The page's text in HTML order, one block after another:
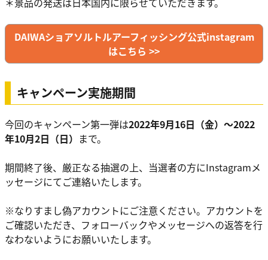
DAIWAショアソルトルアーフィッシング公式instagram
はこちら >>
キャンペーン実施期間
今回のキャンペーン第一弾は2022年9月16日（金）～2022
年10月2日（日） まで。
期間終了後、厳正なる抽選の上、当選者の方にInstagramメ
ッセージにてご連絡いたします。
※なりすまし偽アカウントにご注意ください。アカウントを
ご確認いただき、フォローバックやメッセージへの返答を行
なわないようにお願いいたします。